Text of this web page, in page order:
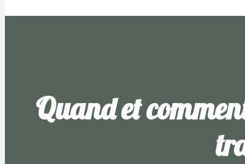
Quand et